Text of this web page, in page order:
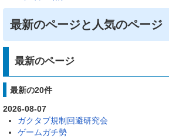
最新のページと人気のページ
最新のページ
最新の20件
2026-08-07
ガクタブ規制回避研究会
ゲームガチ勢